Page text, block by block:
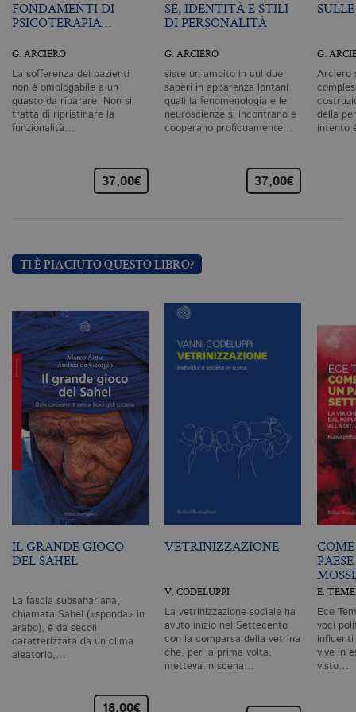
FONDAMENTI DI
PSICOTERAPIA…
G. ARCIERO
La sofferenza dei pazienti
non è omologabile a un
guasto da riparare. Non si
tratta di ripristinare la
funzionalità…
37,00€
SÉ, IDENTITÀ E STILI
DI PERSONALITÀ
G. ARCIERO
siste un ambito in cui due
saperi in apparenza lontani
quali la fenomenologia e le
neuroscienze si incontrano e
cooperano proficuamente…
37,00€
G.
Arciero
della
intento
TI È PIACIUTO QUESTO LIBRO?
IL GRANDE GIOCO
DEL SAHEL
La fascia subsahariana,
chiamata Sahel («sponda» in
arabo), è da secoli
caratterizzata da un clima
aleatorio,…
18,00€
VETRINIZZAZIONE
V. CODELUPPI
La vetrinizzazione sociale ha
avuto inizio nel Settecento
con la comparsa della vetrina
che, per la prima volta,
metteva in scena…
E.
Ece
voci
influenti
vive in
visto…
il
.bollatiboringhieri.it 2 anni
_gid
.bollatiboringhieri.it 1 giorno
è